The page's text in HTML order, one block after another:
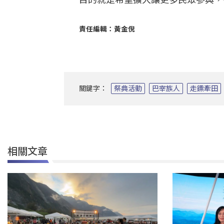
責任編輯：黃金倪
關鍵字： 祭典活動 巴宰族人 走鏢牽田
相關文章